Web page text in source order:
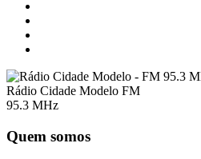
Rádio Cidade Modelo FM
95.3 MHz
Quem somos